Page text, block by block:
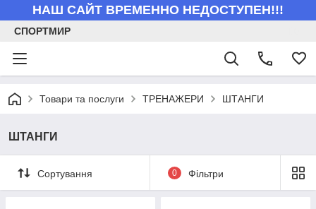
НАШ САЙТ ВРЕМЕННО НЕДОСТУПЕН!!!
СПОРТМИР
Товари та послуги ТРЕНАЖЕРИ ШТАНГИ
ШТАНГИ
Сортування 0 Фільтри